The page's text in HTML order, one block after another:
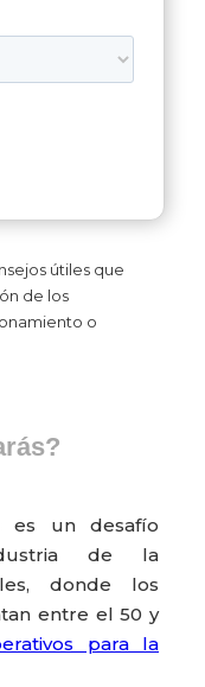
útiles que
de los
o
es un desafío
de la
donde los
entre el 50 y
para la